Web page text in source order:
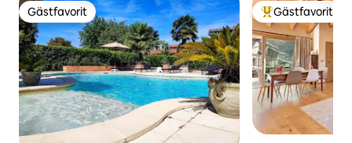
Gästfavorit
Gästfavorit Populär
Gästfavorit